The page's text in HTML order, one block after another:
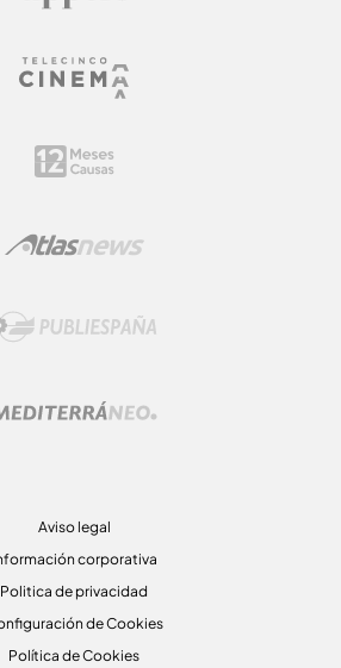
Aviso legal
corporativa
Politica de privacidad
de Cookies
Política de Cookies